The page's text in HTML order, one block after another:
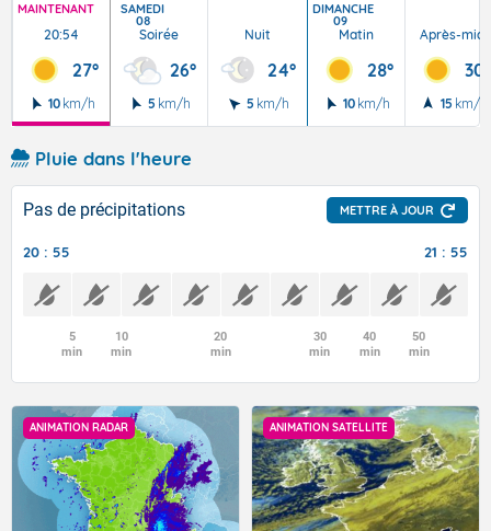
MAINTENANT
20:54
27°
10 km/h
SAMEDI
08
Soirée
26°
5 km/h
Nuit
24°
5 km/h
DIMANCHE
09
Matin
28°
10 km/h
Après-midi
30°
15 km/h
Pluie dans l'heure
Pas de précipitations METTRE À JOUR
20 : 55 21 : 55
5
min
10
min
20
min
30
min
40
min
50
min
ANIMATION RADAR ANIMATION SATELLITE